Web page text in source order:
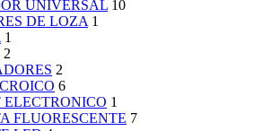
UNIVERSAL 10
DE LOZA 1
1
2
2
6
1
FLUORESCENTE 7